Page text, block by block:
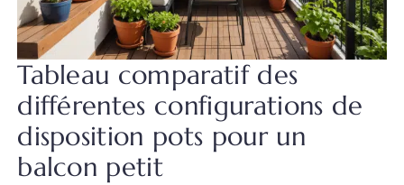
Tableau comparatif des
différentes configurations de
disposition pots pour un
balcon petit